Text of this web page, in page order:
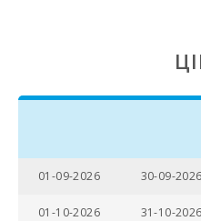
Пляж Кан
Драконов1
пещери (km):
Пляж Плая
01-09-2026 30-09-2026
01-10-2026 31-10-2026